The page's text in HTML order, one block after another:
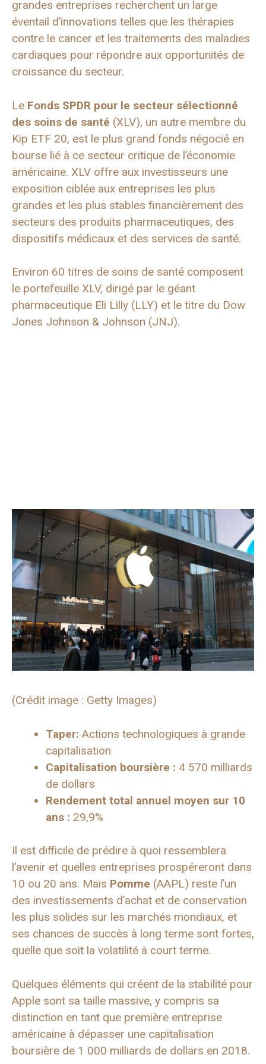
grandes entreprises recherchent un large
éventail d’innovations telles que les thérapies
contre le cancer et les traitements des maladies
cardiaques pour répondre aux opportunités de
croissance du secteur.
Le Fonds SPDR pour le secteur sélectionné
des soins de santé (XLV), un autre membre du
Kip ETF 20, est le plus grand fonds négocié en
bourse lié à ce secteur critique de l’économie
américaine. XLV offre aux investisseurs une
exposition ciblée aux entreprises les plus
grandes et les plus stables financièrement des
secteurs des produits pharmaceutiques, des
dispositifs médicaux et des services de santé.
Environ 60 titres de soins de santé composent
le portefeuille XLV, dirigé par le géant
pharmaceutique Eli Lilly (LLY) et le titre du Dow
Jones Johnson & Johnson (JNJ).
(Crédit image : Getty Images)
Taper: Actions technologiques à grande
capitalisation
Capitalisation boursière : 4 570 milliards
de dollars
Rendement total annuel moyen sur 10
ans : 29,9%
Il est difficile de prédire à quoi ressemblera
l’avenir et quelles entreprises prospéreront dans
10 ou 20 ans. Mais Pomme (AAPL) reste l’un
des investissements d’achat et de conservation
les plus solides sur les marchés mondiaux, et
ses chances de succès à long terme sont fortes,
quelle que soit la volatilité à court terme.
Quelques éléments qui créent de la stabilité pour
Apple sont sa taille massive, y compris sa
distinction en tant que première entreprise
américaine à dépasser une capitalisation
boursière de 1 000 milliards de dollars en 2018.